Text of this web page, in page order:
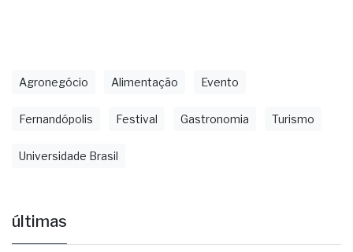
Agronegócio Alimentação Evento
Fernandópolis Festival Gastronomia Turismo
Universidade Brasil
últimas